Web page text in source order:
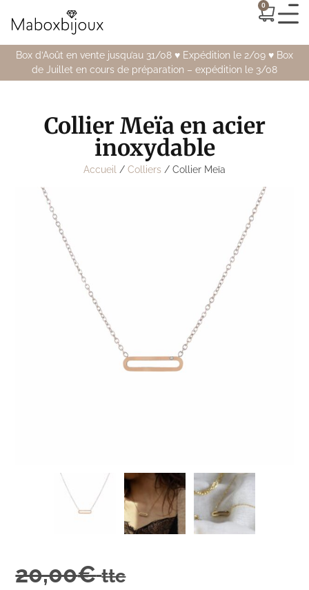
0
Box d’Août en vente jusqu’au 31/08 ♥️ Expédition le 2/09 ♥️ Box
de Juillet en cours de préparation – expédition le 3/08
Collier Meïa en acier
inoxydable
Accueil / Colliers / Collier Meïa
20,00€ ttc